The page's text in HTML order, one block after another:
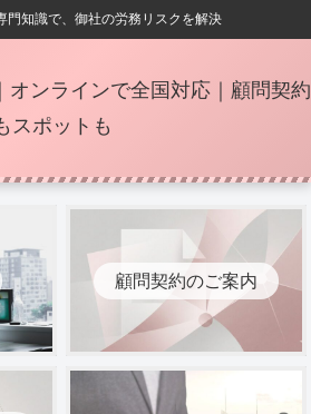
門知識で、御社の労務リスクを解決
オンラインで全国対応｜顧問契約
スポットも
顧問契約のご案内